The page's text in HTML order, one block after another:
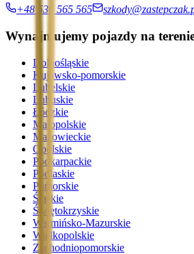
+48 536 565 565
Wynajmujemy pojazdy na
Dolnośląskie
Kujawsko-pomorskie
Lubelskie
Lubuskie
Łódzkie
Małopolskie
Mazowieckie
Opolskie
Podkarpackie
Podlaskie
Pomorskie
Śląskie
Świętokrzyskie
Warmińsko-Mazurskie
Wielkopolskie
Zachodniopomorskie